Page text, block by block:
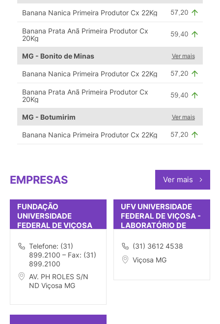
Banana Nanica Primeira Produtor Cx 22Kg
Banana Prata Anã Primeira Produtor Cx
20Kg
MG - Bonito de Minas Ver mais
Banana Nanica Primeira Produtor Cx 22Kg
Banana Prata Anã Primeira Produtor Cx
20Kg
MG - Botumirim Ver mais
Banana Nanica Primeira Produtor Cx 22Kg
EMPRESAS Ver mais
FUNDAÇÃO
UNIVERSIDADE
FEDERAL DE VIÇOSA
Telefone: (31)
899.2100 – Fax: (31)
899.2100
AV. PH ROLES S/N
ND Viçosa MG
UFV UNIVERSIDADE
FEDERAL DE VIÇOSA -
LABORATÓRIO DE
(31) 3612 4538
Viçosa MG